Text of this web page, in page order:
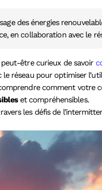
des énergies
en collaboration avec le
peut-être curieux de savoir
réseau pour optimiser
comment votre
et compréhensibles.
les défis de